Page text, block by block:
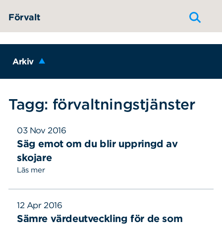
Förvalt
Arkiv
Tagg: förvaltningstjänster
03 Nov 2016
Säg emot om du blir uppringd av
skojare
Läs mer
12 Apr 2016
Sämre värdeutveckling för de som